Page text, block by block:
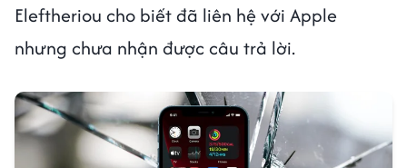
Eleftheriou cho biết đã liên hệ với Apple
nhưng chưa nhận được câu trả lời.